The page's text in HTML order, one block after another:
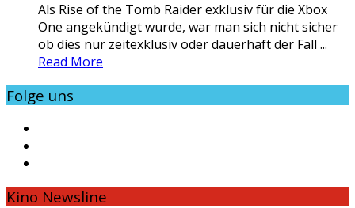
Als Rise of the Tomb Raider exklusiv für die Xbox
One angekündigt wurde, war man sich nicht sicher
ob dies nur zeitexklusiv oder dauerhaft der Fall ...
Read More
Folge uns
Kino Newsline